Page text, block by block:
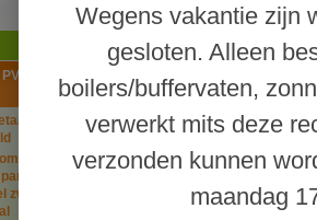
systemen
& JA
445Wp
zwart glas-glas
Wegens vakantie zijn
gesloten. Alleen
boilers/buffervaten,
verwerkt mits deze
verzonden kunnen
maandag